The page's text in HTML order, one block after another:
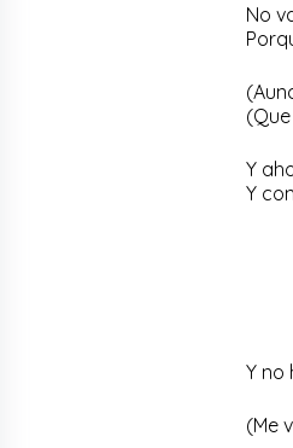
No
Y
Y
Y no
(Me